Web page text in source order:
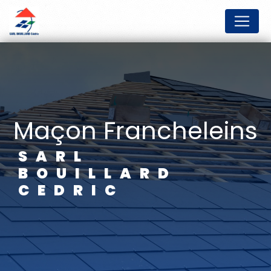
maçon Francheleins
SARL
BOUILLARD
CEDRIC
Panneau de gestion des cookies